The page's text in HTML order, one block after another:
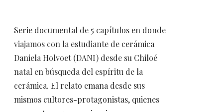
Serie documental de 5 capítulos en donde
viajamos con la estudiante de cerámica
Daniela Holvoet (DANI) desde su Chiloé
natal en búsqueda del espíritu de la
cerámica. El relato emana desde sus
mismos cultores-protagonistas, quienes